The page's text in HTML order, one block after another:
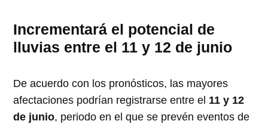
Incrementará el potencial de
lluvias entre el 11 y 12 de junio
De acuerdo con los pronósticos, las mayores
afectaciones podrían registrarse entre el 11 y 12
de junio, periodo en el que se prevén eventos de